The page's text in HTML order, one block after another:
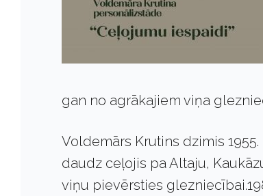
gan no agrākajiem viņa
Voldemārs Krutins dzimis
daudz ceļojis pa Altaju,
viņu pievērsties